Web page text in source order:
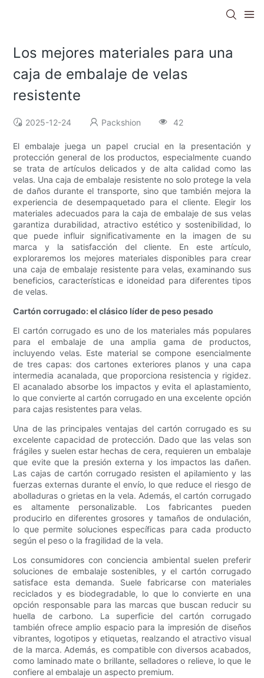
Los mejores materiales para una
caja de embalaje de velas
resistente
2025-12-24 Packshion 42
El embalaje juega un papel crucial en la presentación y
protección general de los productos, especialmente cuando
se trata de artículos delicados y de alta calidad como las
velas. Una caja de embalaje resistente no solo protege la vela
de daños durante el transporte, sino que también mejora la
experiencia de desempaquetado para el cliente. Elegir los
materiales adecuados para la caja de embalaje de sus velas
garantiza durabilidad, atractivo estético y sostenibilidad, lo
que puede influir significativamente en la imagen de su
marca y la satisfacción del cliente. En este artículo,
exploraremos los mejores materiales disponibles para crear
una caja de embalaje resistente para velas, examinando sus
beneficios, características e idoneidad para diferentes tipos
de velas.
Cartón corrugado: el clásico líder de peso pesado
El cartón corrugado es uno de los materiales más populares
para el embalaje de una amplia gama de productos,
incluyendo velas. Este material se compone esencialmente
de tres capas: dos cartones exteriores planos y una capa
intermedia acanalada, que proporciona resistencia y rigidez.
El acanalado absorbe los impactos y evita el aplastamiento,
lo que convierte al cartón corrugado en una excelente opción
para cajas resistentes para velas.
Una de las principales ventajas del cartón corrugado es su
excelente capacidad de protección. Dado que las velas son
frágiles y suelen estar hechas de cera, requieren un embalaje
que evite que la presión externa y los impactos las dañen.
Las cajas de cartón corrugado resisten el apilamiento y las
fuerzas externas durante el envío, lo que reduce el riesgo de
abolladuras o grietas en la vela. Además, el cartón corrugado
es altamente personalizable. Los fabricantes pueden
producirlo en diferentes grosores y tamaños de ondulación,
lo que permite soluciones específicas para cada producto
según el peso o la fragilidad de la vela.
Los consumidores con conciencia ambiental suelen preferir
soluciones de embalaje sostenibles, y el cartón corrugado
satisface esta demanda. Suele fabricarse con materiales
reciclados y es biodegradable, lo que lo convierte en una
opción responsable para las marcas que buscan reducir su
huella de carbono. La superficie del cartón corrugado
también ofrece amplio espacio para la impresión de diseños
vibrantes, logotipos y etiquetas, realzando el atractivo visual
de la marca. Además, es compatible con diversos acabados,
como laminado mate o brillante, selladores o relieve, lo que le
confiere al embalaje un aspecto premium.